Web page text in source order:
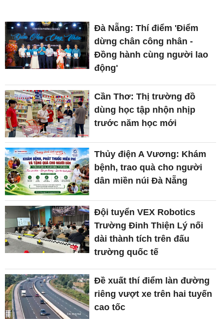
Đà Nẵng: Thí điểm 'Điểm
dừng chân công nhân -
Đồng hành cùng người lao
động'
Cần Thơ: Thị trường đồ
dùng học tập nhộn nhịp
trước năm học mới
Thủy điện A Vương: Khám
bệnh, trao quà cho người
dân miền núi Đà Nẵng
Đội tuyển VEX Robotics
Trường Đinh Thiện Lý nối
dài thành tích trên đấu
trường quốc tế
Đề xuất thí điểm làn đường
riêng vượt xe trên hai tuyến
cao tốc